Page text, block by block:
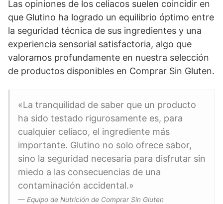
Las opiniones de los celiacos suelen coincidir en
que Glutino ha logrado un equilibrio óptimo entre
la seguridad técnica de sus ingredientes y una
experiencia sensorial satisfactoria, algo que
valoramos profundamente en nuestra selección
de productos disponibles en Comprar Sin Gluten.
«La tranquilidad de saber que un producto
ha sido testado rigurosamente es, para
cualquier celíaco, el ingrediente más
importante. Glutino no solo ofrece sabor,
sino la seguridad necesaria para disfrutar sin
miedo a las consecuencias de una
contaminación accidental.»
— Equipo de Nutrición de Comprar Sin Gluten